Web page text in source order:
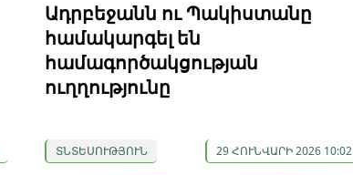
Ադրբեջանն ու Պակիստանը
համակարգել են
համագործակցության
ուղղությունը
ՏՆՏԵՍՈՒԹՅՈՒՆ 29 ՀՈՒՆՎԱՐԻ 2026 10:02